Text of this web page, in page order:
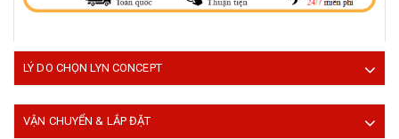
LÝ DO CHỌN LYN CONCEPT
VẬN CHUYỂN & LẮP ĐẶT